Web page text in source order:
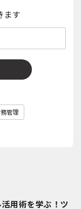
ます
管理
用術を学ぶ！ツ